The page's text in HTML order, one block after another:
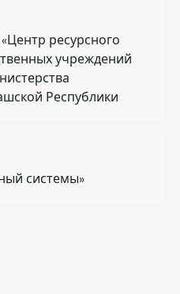
ресурсного
учреждений
Республики
системы»